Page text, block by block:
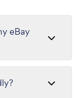
eBay